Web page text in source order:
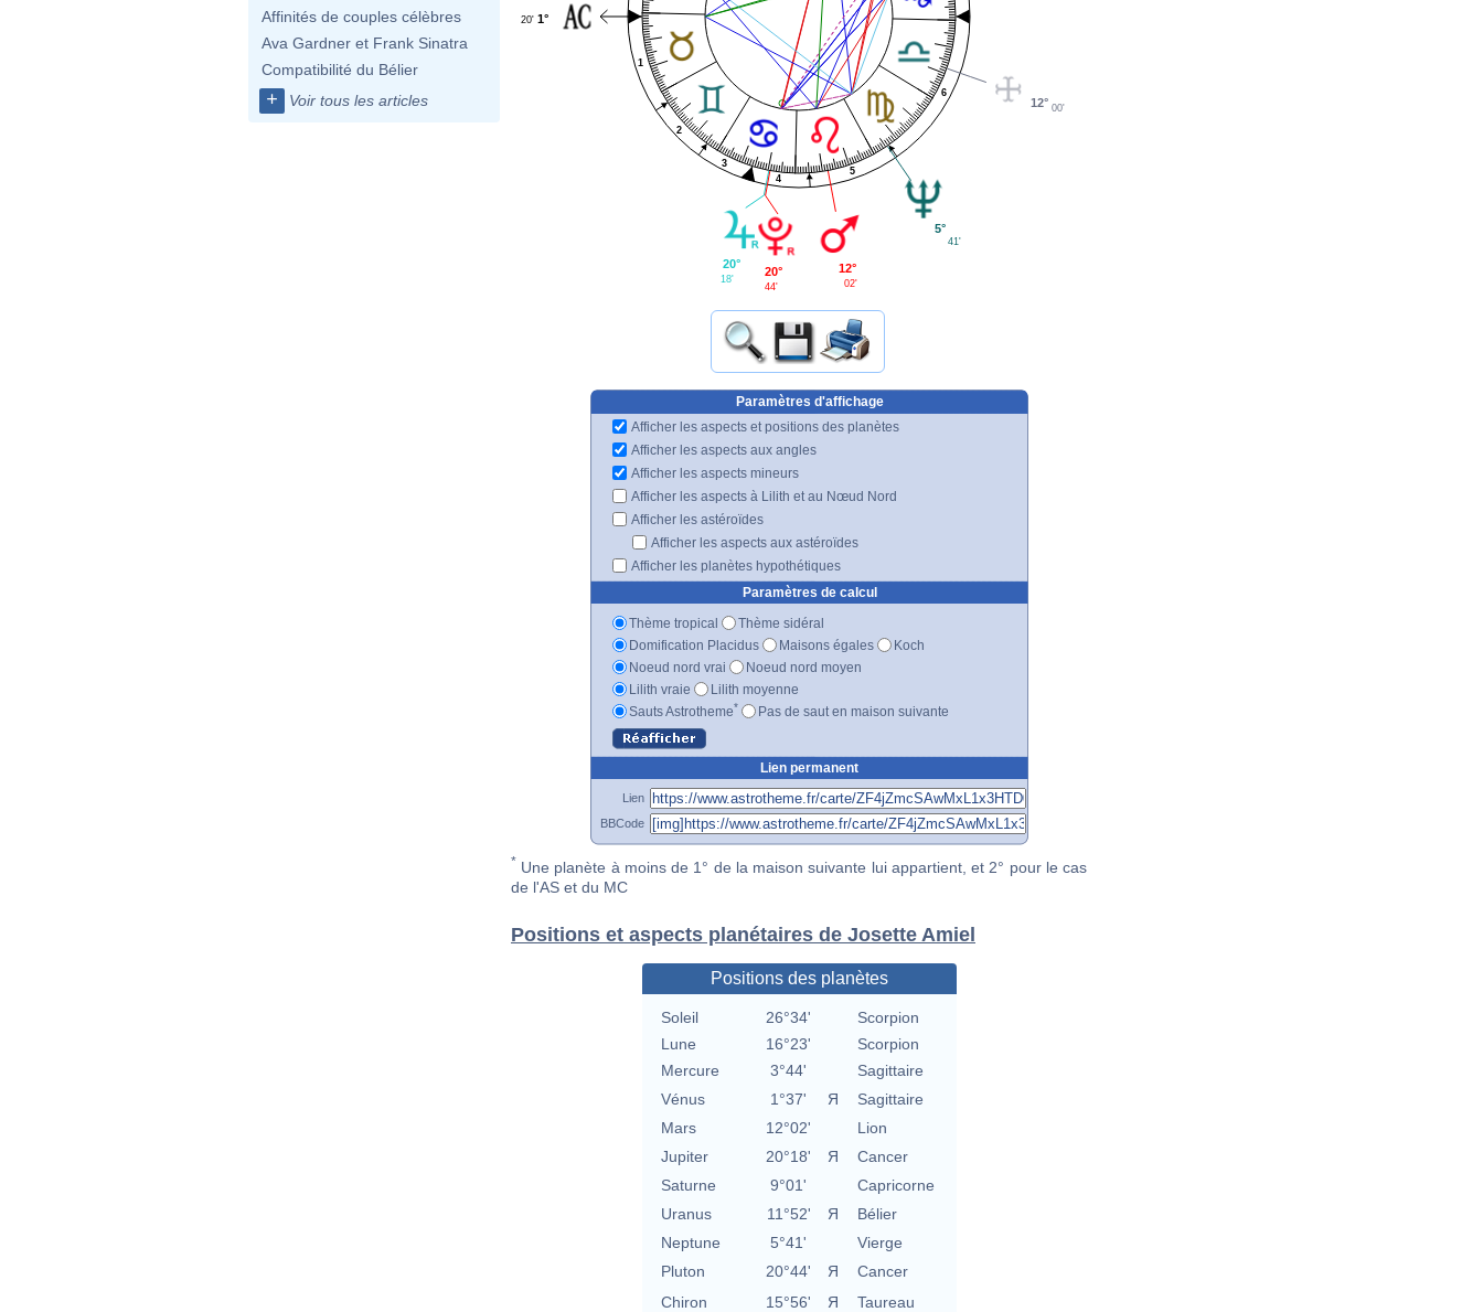
Affinités de couples célèbres
Ava Gardner et Frank Sinatra
Compatibilité du Bélier
+ Voir tous les articles
1
2
3
4
5
6
1°
20'
20°
18'
20°
44'
12°
02'
5°
41'
12° 00'
Paramètres d'affichage
Afficher les aspects et positions des planètes
Afficher les aspects aux angles
Afficher les aspects mineurs
Afficher les aspects à Lilith et au Nœud Nord
Afficher les astéroïdes
Afficher les aspects aux astéroïdes
Afficher les planètes hypothétiques
Paramètres de calcul
Thème tropical
Thème sidéral
Domification Placidus
Maisons égales
Koch
Noeud nord vrai
Noeud nord moyen
Lilith vraie
Lilith moyenne
Sauts Astrotheme* Pas de saut en maison suivante
Lien permanent
Lien
BBCode
* Une planète à moins de 1° de la maison suivante lui appartient, et 2° pour le cas
de l'AS et du MC
Positions et aspects planétaires de Josette Amiel
Positions des planètes
Soleil 26°34'
Scorpion
Lune
16°23'
Scorpion
Mercure
3°44'
Sagittaire
Vénus
1°37' Я
Sagittaire
Mars
12°02'
Lion
Jupiter
20°18' Я
Cancer
Saturne
9°01'
Capricorne
Uranus
11°52' Я
Bélier
Neptune
5°41'
Vierge
Pluton
20°44' Я
Cancer
Chiron
15°56' Я Taureau